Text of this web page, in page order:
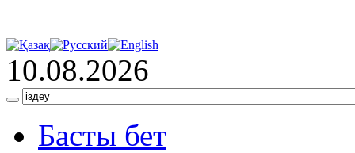
10.08.2026
Басты бет